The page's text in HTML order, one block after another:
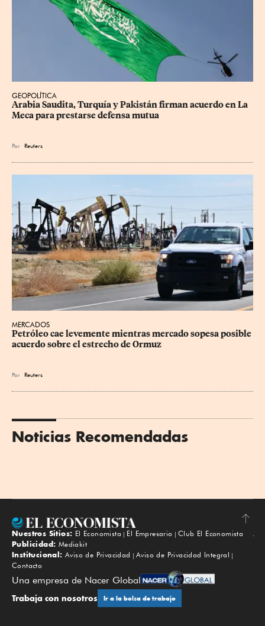
GEOPOLÍTICA
Arabia Saudita, Turquía y Pakistán firman acuerdo en La
Meca para prestarse defensa mutua
Por Reuters
MERCADOS
Petróleo cae levemente mientras mercado sopesa posible
acuerdo sobre el estrecho de Ormuz
Por Reuters
Noticias Recomendadas
Subir
Nuestros Sitios: El Economista El Empresario
Club El Economista
Publicidad: Mediakit
Institucional: Aviso de Privacidad
Aviso de Privacidad Integral
Contacto
Una empresa de Nacer Global
Trabaja con nosotros Ir a la bolsa de trabajo